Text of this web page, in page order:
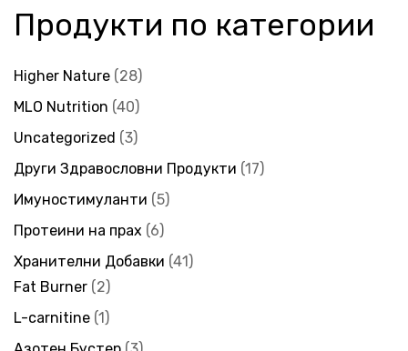
Продукти по категории
Higher Nature 28
MLO Nutrition 40
Uncategorized 3
Други Здравословни Продукти 17
Имуностимуланти 5
Протеини на прах 6
Хранителни Добавки 41
Fat Burner 2
L-carnitine 1